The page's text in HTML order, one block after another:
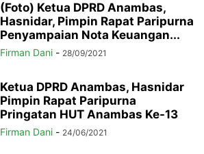
(Foto) Ketua DPRD Anambas,
Hasnidar, Pimpin Rapat Paripurna
Penyampaian Nota Keuangan...
Firman Dani - 28/09/2021
Ketua DPRD Anambas, Hasnidar
Pimpin Rapat Paripurna
Pringatan HUT Anambas Ke-13
Firman Dani - 24/06/2021